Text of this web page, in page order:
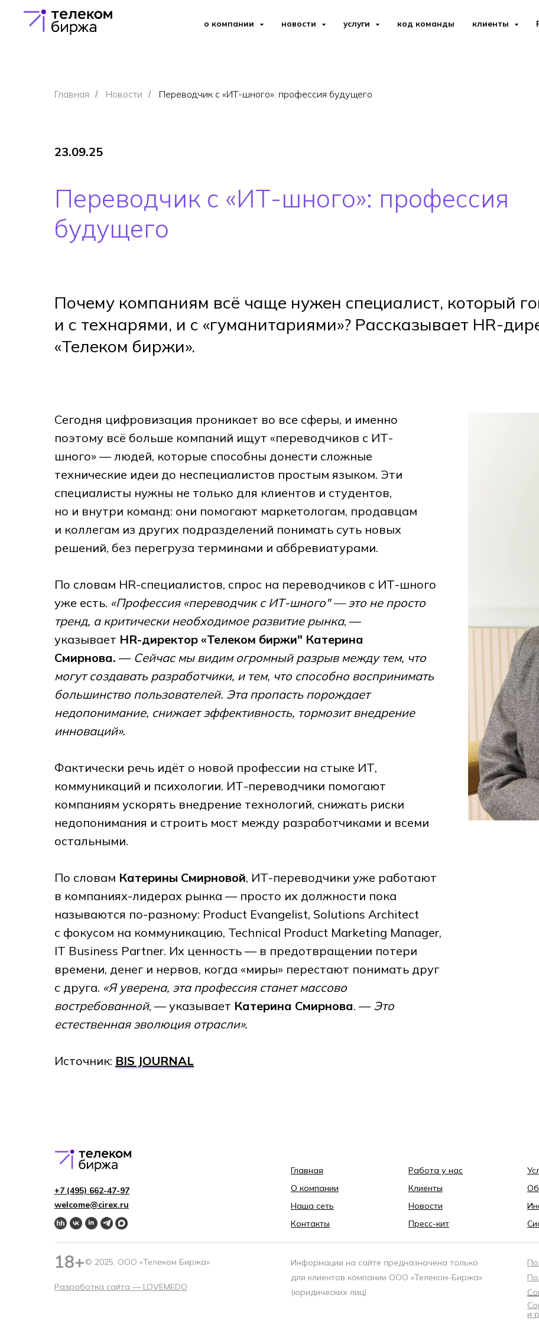
о компании новости услуги код команды клиенты
Главная / Новости / Переводчик с «ИТ-шного»: профессия будущего
23.09.25
Переводчик с «ИТ-шного»: профессия
будущего
Почему компаниям всё чаще нужен специалист, который
и с технарями, и с «гуманитариями»? Рассказывает HR-
«Телеком биржи».
Сегодня цифровизация проникает во все сферы, и именно
поэтому всё больше компаний ищут «переводчиков с ИТ-
шного» — людей, которые способны донести сложные
технические идеи до неспециалистов простым языком. Эти
специалисты нужны не только для клиентов и студентов,
но и внутри команд: они помогают маркетологам, продавцам
и коллегам из других подразделений понимать суть новых
решений, без перегруза терминами и аббревиатурами.
По словам HR-специалистов, спрос на переводчиков с ИТ-шного
уже есть. «Профессия «переводчик с ИТ-шного" — это не просто
тренд, а критически необходимое развитие рынка, —
указывает HR-директор «Телеком биржи" Катерина
Смирнова. — Сейчас мы видим огромный разрыв между тем, что
могут создавать разработчики, и тем, что способно воспринимать
большинство пользователей. Эта пропасть порождает
недопонимание, снижает эффективность, тормозит внедрение
инноваций».
Фактически речь идёт о новой профессии на стыке ИТ,
коммуникаций и психологии. ИТ-переводчики помогают
компаниям ускорять внедрение технологий, снижать риски
недопонимания и строить мост между разработчиками и всеми
остальными.
По словам Катерины Смирновой, ИТ-переводчики уже работают
в компаниях-лидерах рынка — просто их должности пока
называются по-разному: Product Evangelist, Solutions Architect
с фокусом на коммуникацию, Technical Product Marketing Manager,
IT Business Partner. Их ценность — в предотвращении потери
времени, денег и нервов, когда «миры» перестают понимать друг
с друга. «Я уверена, эта профессия станет массово
востребованной, — указывает Катерина Смирнова. — Это
естественная эволюция отрасли».
Источник: BIS JOURNAL
Главная
О компании
Наша сеть
Контакты
Работа у нас
Клиенты
Новости
Пресс-кит
welcome@cirex.ru
+7 (495) 662-4 7-97
18+© 2025. ООО «Телеком Биржа»
Разработка сайта — LOVEMEDO
Информация на сайте предназначена только
для клиентов компании ООО «Телеком-Биржа»
(юридических лиц)
и